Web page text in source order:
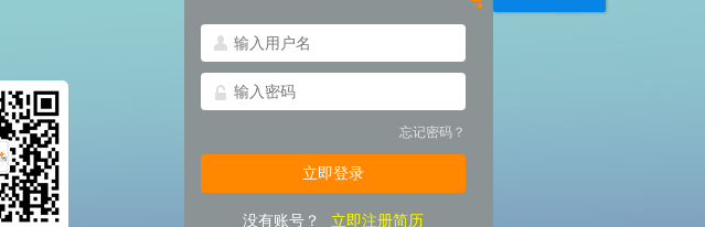
忘记密码？
没有账号？ 立即注册简历